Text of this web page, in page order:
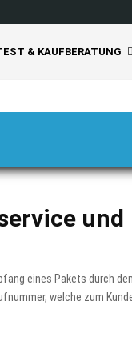
& KAUFBERATUNG
und
eines Pakets durch den
welche zum